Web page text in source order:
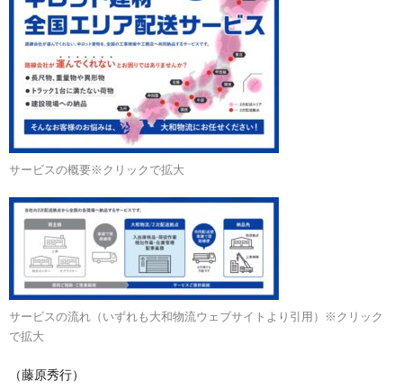
サービスの概要※クリックで拡大
サービスの流れ（いずれも大和物流ウェブサイトより引用）※クリック
で拡大
（藤原秀行）